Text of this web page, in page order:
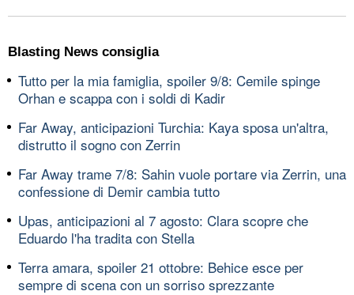
Blasting News consiglia
Tutto per la mia famiglia, spoiler 9/8: Cemile spinge
Orhan e scappa con i soldi di Kadir
Far Away, anticipazioni Turchia: Kaya sposa un'altra,
distrutto il sogno con Zerrin
Far Away trame 7/8: Sahin vuole portare via Zerrin, una
confessione di Demir cambia tutto
Upas, anticipazioni al 7 agosto: Clara scopre che
Eduardo l'ha tradita con Stella
Terra amara, spoiler 21 ottobre: Behice esce per
sempre di scena con un sorriso sprezzante